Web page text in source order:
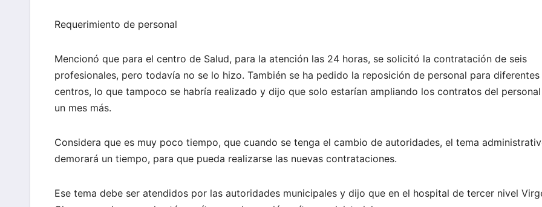
Requerimiento de personal
Mencionó que para el centro de Salud, para la atención las 24 horas, se solicitó la contratación de seis
profesionales, pero todavía no se lo hizo. También se ha pedido la reposición de personal para diferentes
centros, lo que tampoco se habría realizado y dijo que solo estarían ampliando los contratos del
un mes más.
Considera que es muy poco tiempo, que cuando se tenga el cambio de autoridades, el tema
demorará un tiempo, para que pueda realizarse las nuevas contrataciones.
Ese tema debe ser atendidos por las autoridades municipales y dijo que en el hospital de tercer nivel